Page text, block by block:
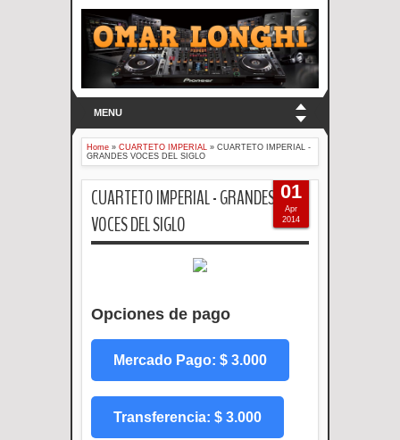
MENU
Home » CUARTETO IMPERIAL » CUARTETO IMPERIAL -
GRANDES VOCES DEL SIGLO
CUARTETO IMPERIAL - GRANDES
VOCES DEL SIGLO
Opciones de pago
Mercado Pago: $ 3.000
Transferencia: $ 3.000
01
Apr
2014